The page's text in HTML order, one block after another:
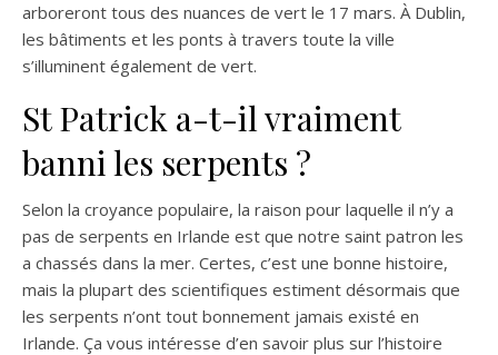
arboreront tous des nuances de vert le 17 mars. À Dublin,
les bâtiments et les ponts à travers toute la ville
s’illuminent également de vert.
St Patrick a-t-il vraiment
banni les serpents ?
Selon la croyance populaire, la raison pour laquelle il n’y a
pas de serpents en Irlande est que notre saint patron les
a chassés dans la mer. Certes, c’est une bonne histoire,
mais la plupart des scientifiques estiment désormais que
les serpents n’ont tout bonnement jamais existé en
Irlande. Ça vous intéresse d’en savoir plus sur l’histoire